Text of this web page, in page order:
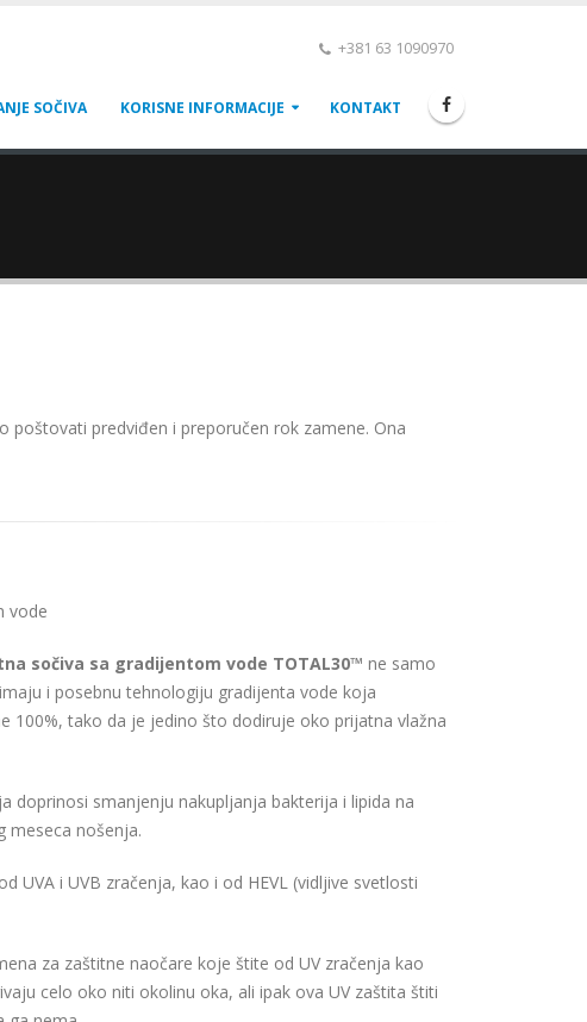
+381 63 1090970
SOČIVA KORISNE INFORMACIJE KONTAKT
predviđen i preporučen rok zamene. Ona
vode
sočiva sa gradijentom vode TOTAL30™ ne samo
i posebnu tehnologiju gradijenta vode koja
100%, tako da je jedino što dodiruje oko prijatna vlažna
doprinosi smanjenju nakupljanja bakterija i lipida na
meseca nošenja.
UVA i UVB zračenja, kao i od HEVL (vidljive svetlosti
za zaštitne naočare koje štite od UV zračenja kao
celo oko niti okolinu oka, ali ipak ova UV zaštita štiti